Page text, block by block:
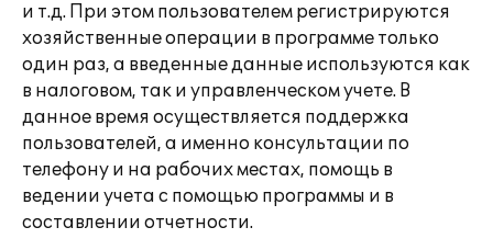
и т.д. При этом пользователем регистрируются
хозяйственные операции в программе только
один раз, а введенные данные используются как
в налоговом, так и управленческом учете. В
данное время осуществляется поддержка
пользователей, а именно консультации по
телефону и на рабочих местах, помощь в
ведении учета с помощью программы и в
составлении отчетности.